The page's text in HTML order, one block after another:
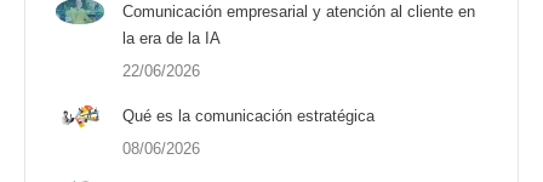
Comunicación empresarial y atención al cliente en
la era de la IA
22/06/2026
Qué es la comunicación estratégica
08/06/2026